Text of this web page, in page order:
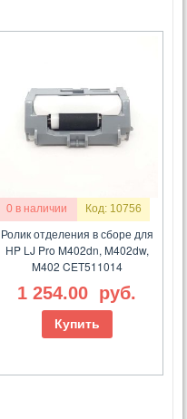
0 в наличии Код: 10756
Ролик отделения в сборе для
HP LJ Pro M402dn, M402dw,
M402 CET511014
1 254.00 руб.
Купить